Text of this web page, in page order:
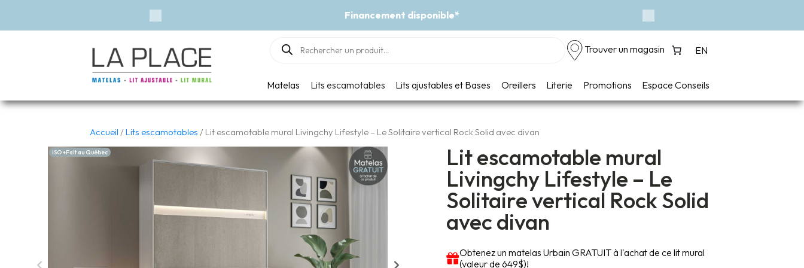
Événement - Un vent de fraîcheur
Previous Next
Products
search Trouver un magasin EN
Matelas Lits escamotables Lits ajustables et Bases Oreillers Literie Promotions Espace Conseils
Accueil / Lits escamotables / Lit escamotable mural Livingchy Lifestyle – Le Solitaire vertical Rock Solid avec divan
ISO +Fait au Québec Lit escamotable mural
Livingchy Lifestyle – Le
Solitaire vertical Rock Solid
avec divan
Obtenez un matelas Urbain GRATUIT à l'achat de ce lit mural
(valeur de 649$)!